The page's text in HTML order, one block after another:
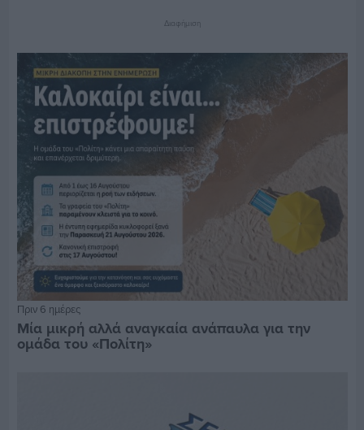
Διαφήμιση
Πριν 6 ημέρες
Μία μικρή αλλά αναγκαία ανάπαυλα για την
ομάδα του «Πολίτη»